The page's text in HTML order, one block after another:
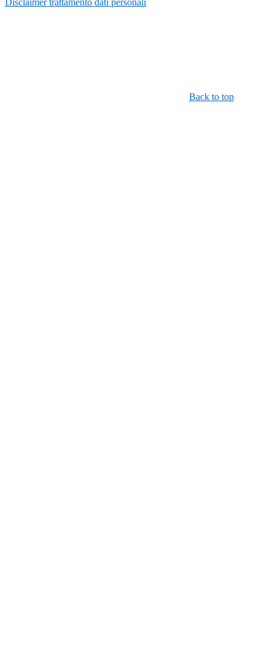
Disclaimer trattamento dati personali
Back to top